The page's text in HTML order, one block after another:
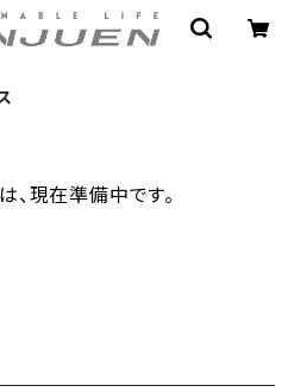
現在準備中です。